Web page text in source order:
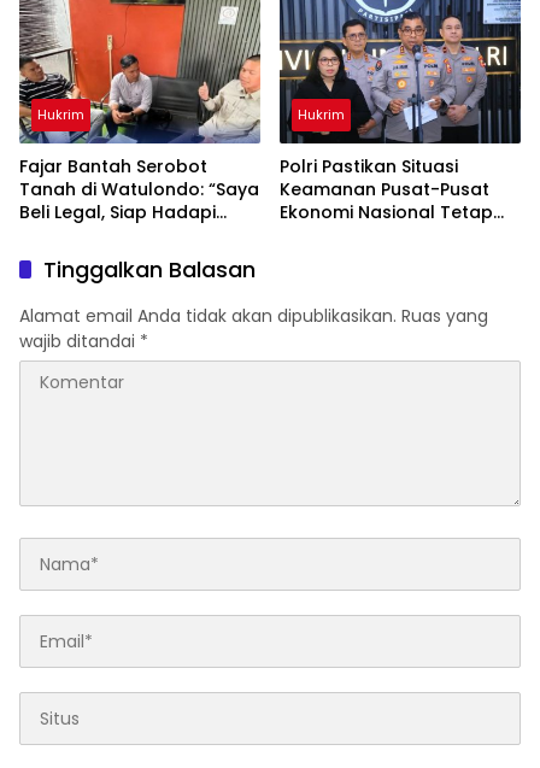
Hukrim
‎Fajar Bantah Serobot
Tanah di Watulondo: “Saya
Beli Legal, Siap Hadapi
Hukrim
Polri Pastikan Situasi
Keamanan Pusat-Pusat
Ekonomi Nasional Tetap
Tinggalkan Balasan
Alamat email Anda tidak akan dipublikasikan. Ruas yang
wajib ditandai *